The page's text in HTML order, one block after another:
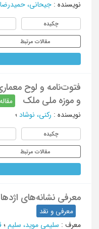
نویسنده : جیحانی، حمیدرضا
چکیده
مقالات مرتبط
فتوت‌نامه و لوح
و موزه ملی ملک
مقاله
نویسنده : رکنی، نوشاد ؛
چکیده
مقالات مرتبط
معرفی نشانه‌های
معرفی و نقد
معرف : سلیمی موید، سلیم ؛